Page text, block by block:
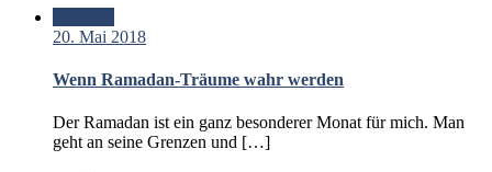
20. Mai 2018
Wenn Ramadan-Träume wahr werden
Der Ramadan ist ein ganz besonderer Monat für mich. Man
geht an seine Grenzen und […]